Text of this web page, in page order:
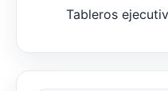
Tableros